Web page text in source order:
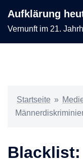
Inhalt
springen
Aufklärung
Vernunft im 21.
Startseite »
Blacklist: